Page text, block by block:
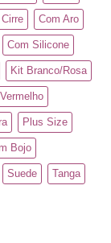
Cirre Com Aro
Com Silicone
Kit Branco/Rosa
Plus Size
Bojo
Suede Tanga